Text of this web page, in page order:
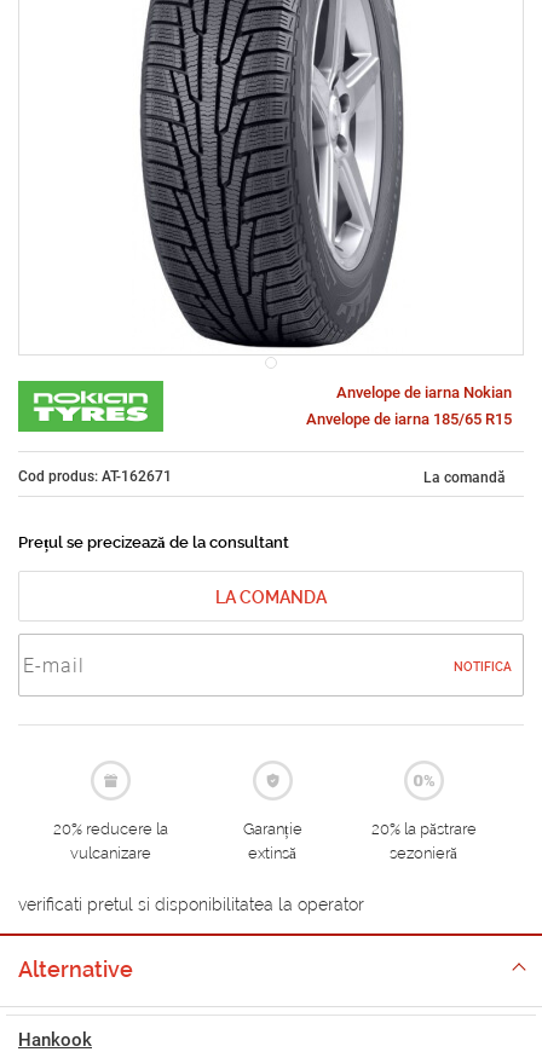
Anvelope de iarna Nokian
Anvelope de iarna 185/65 R15
Cod produs: AT-162671 La comandă
Prețul se precizează de la consultant
LA COMANDA
NOTIFICA
20% reducere la
vulcanizare
Garanție
extinsă
20% la păstrare
sezonieră
verificati pretul si disponibilitatea la operator
Alternative
Hankook